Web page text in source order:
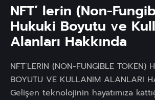
NFT’ lerin (Non-
Hukuki Boyutu ve
Alanları Hakkında
NFT’LERİN (NON-FUNGİBLE TOKEN)
BOYUTU VE KULLANIM ALANLARI
Gelişen teknolojinin hayatımıza